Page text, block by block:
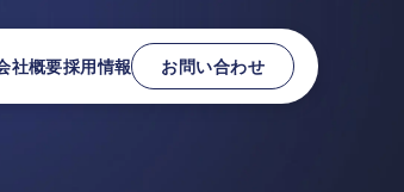
社概要採用情報 お問い合わせ